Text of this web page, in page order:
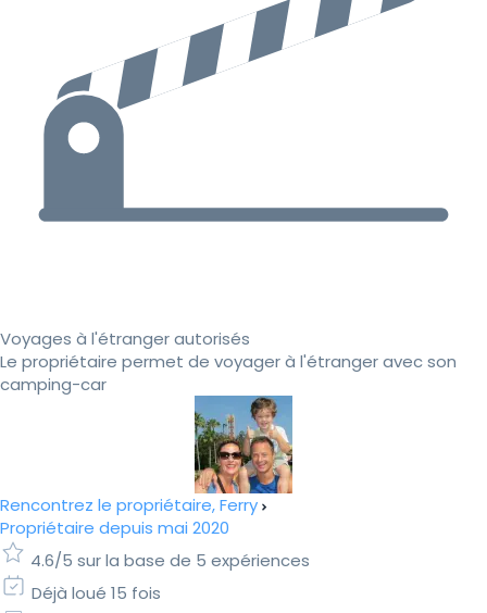
Voyages à l'étranger autorisés
Le propriétaire permet de voyager à l'étranger avec son
camping-car
Rencontrez le propriétaire, Ferry
Propriétaire depuis mai 2020
4.6/5 sur la base de 5 expériences
Déjà loué 15 fois